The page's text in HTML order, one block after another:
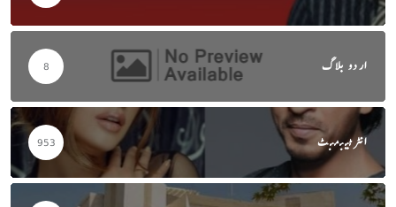
اردو بلاگ 8
انٹرٹینمنٹ 953